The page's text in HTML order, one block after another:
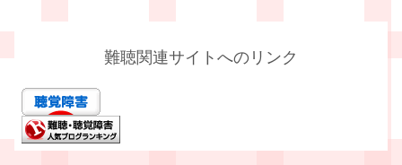
難聴関連サイトへのリンク